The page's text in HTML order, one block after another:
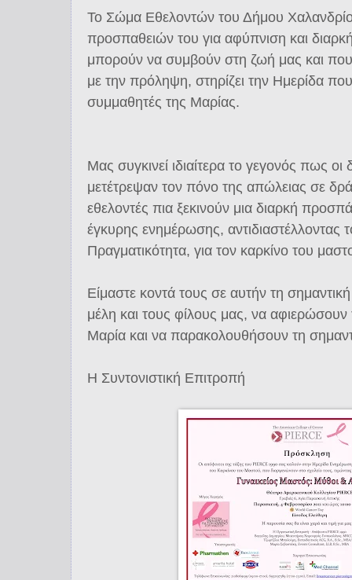
Το Σώμα Εθελοντών του Δήμου
προσπαθειών του για αφύπνιση και
μπορούν να συμβούν στη ζωή μας και που
με την πρόληψη, στηρίζει την Ημερίδα
συμμαθητές της Μαρίας.
Μας συγκινεί ιδιαίτερα το γεγονός πως
μετέτρεψαν τον πόνο της απώλειας σε
εθελοντές πια ξεκινούν μια διαρκή
έγκυρης ενημέρωσης, αντιδιαστέλλοντας
Πραγματικότητα, για τον καρκίνο του
Είμαστε κοντά τους σε αυτήν τη
μέλη και τους φίλους μας, να
Μαρία και να παρακολουθήσουν τη
Η Συντονιστική Επιτροπή